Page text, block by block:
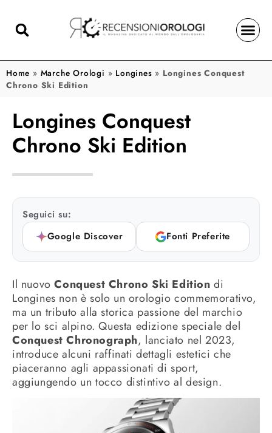
Home » Marche Orologi » Longines » Longines Conquest
Chrono Ski Edition
Longines Conquest
Chrono Ski Edition
Seguici su:
Google Discover
Fonti Preferite
Il nuovoConquest Chrono Ski Edition di
Longines non è solo un orologio commemorativo,
ma un tributo alla storica passione del marchio
per lo sci alpino. Questa edizione speciale del
Conquest Chronograph, lanciato nel 2023,
introduce alcuni raffinati dettagli estetici che
piaceranno agli appassionati di sport,
aggiungendo un tocco distintivo al design.